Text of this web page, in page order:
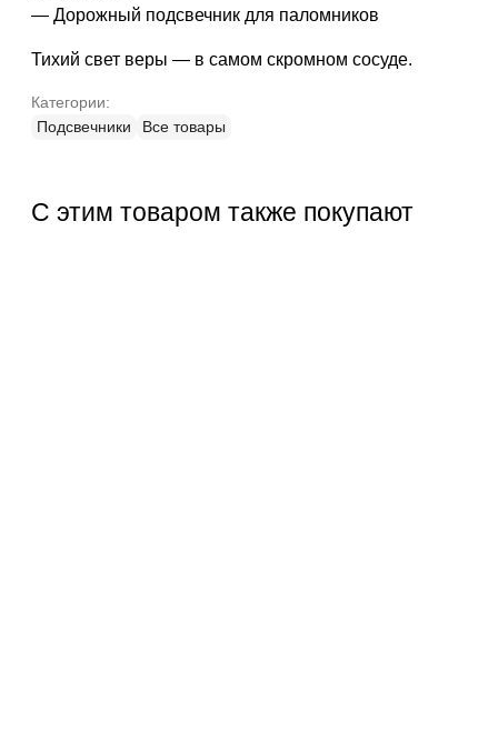
— Дорожный подсвечник для паломников
Тихий свет веры — в самом скромном сосуде.
Категории:
Подсвечники
Все товары
С этим товаром также покупают